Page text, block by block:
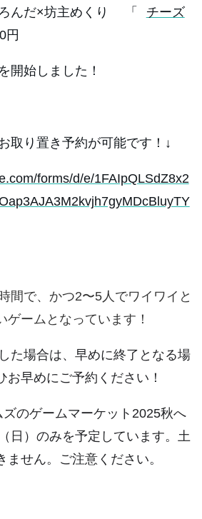
んだ×坊主めくり 「
チーズ
円
開始しました！
取り置き予約が可能です！↓
forms/d/e/1FAIpQLSdZ8x2
間で、かつ2〜5人でワイワイと
ゲームとなっています！
た場合は、早めに終了となる場
お早めにご予約ください！
のゲームマーケット2025秋へ
日）のみを予定しています。土
せん。ご注意ください。